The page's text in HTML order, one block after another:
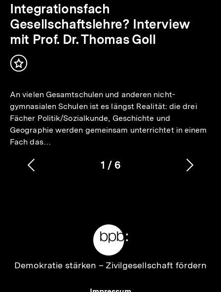
Integrationsfach
Gesellschaftslehre? Interview
mit Prof. Dr. Thomas Goll
Inhalt
An vielen Gesamtschulen und anderen nicht-
gymnasialen Schulen ist es längst Realität: die drei
Fächer Politik/Sozialkunde, Geschichte und
Geographie werden gemeinsam unterrichtet in einem
Fach das…
Karussellinhalt
1
von
/ 6
Vorherigen
Zur
Demokratie stärken – Zivilgesellschaft fördern